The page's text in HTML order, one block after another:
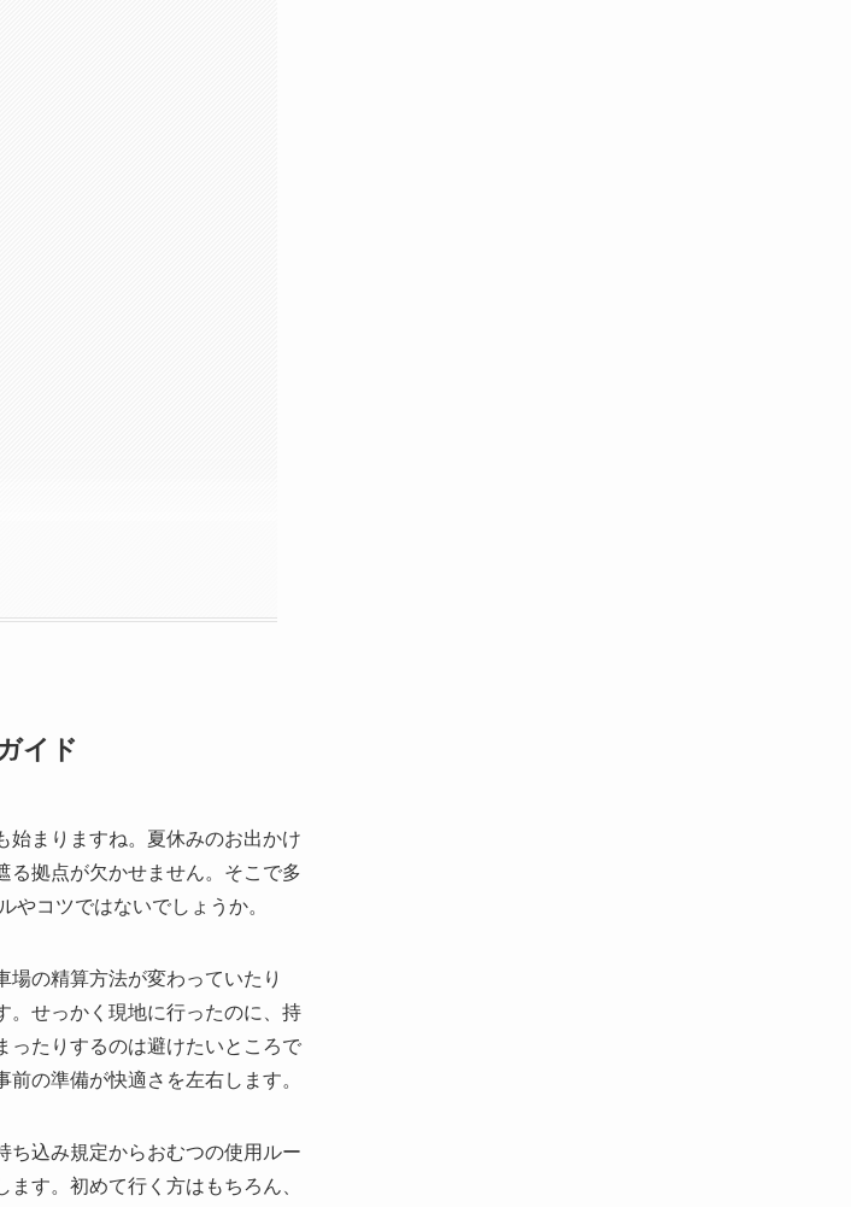
イド
始まりますね。夏休みのお出かけ
る拠点が欠かせません。そこで多
やコツではないでしょうか。
の精算方法が変わっていたり
。せっかく現地に行ったのに、持
ったりするのは避けたいところで
の準備が快適さを左右します。
ち込み規定からおむつの使用ルー
す。初めて行く方はもちろん、